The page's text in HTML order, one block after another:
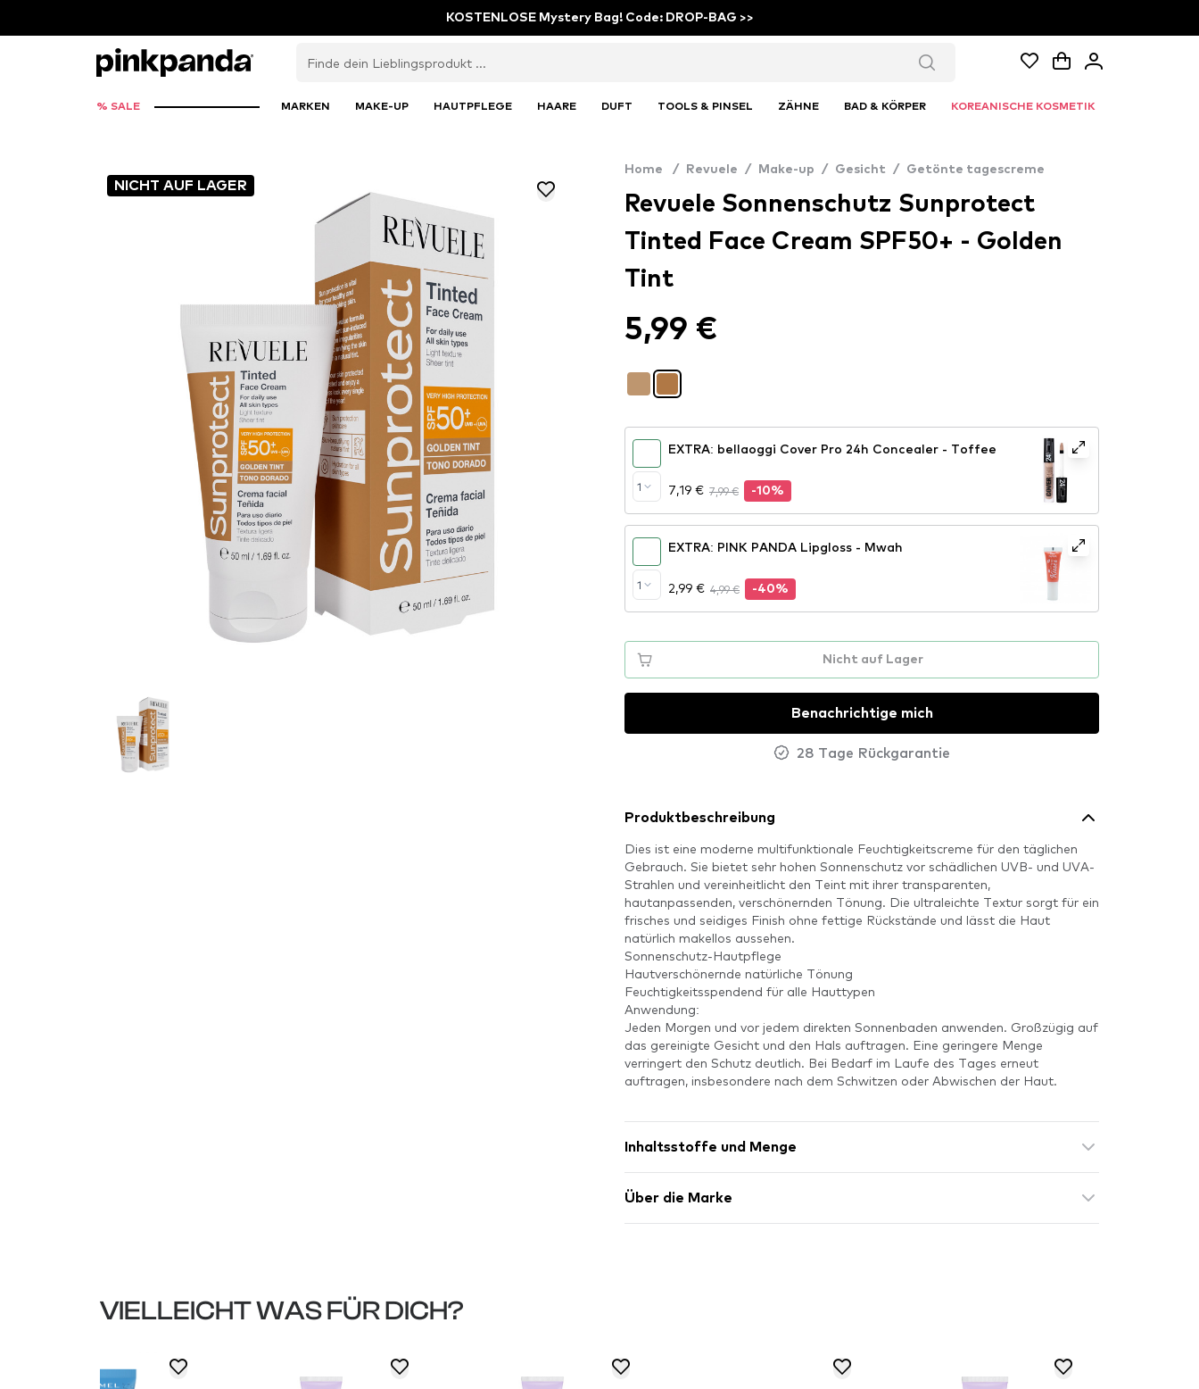
KOSTENLOSE Mystery Bag! Code: DROP-BAG >>
% SALE MARKEN MAKE-UP HAUTPFLEGE HAARE DUFT TOOLS & PINSEL ZÄHNE BAD & KÖRPER KOREANISCHE KOSMETIK
NICHT AUF LAGER
Home / Revuele / Make-up / Gesicht / Getönte tagescreme
Revuele Sonnenschutz Sunprotect
Tinted Face Cream SPF50+ - Golden
Tint
5,99 €
1
EXTRA: bellaoggi Cover Pro 24h Concealer - Toffee
7,19 € 7,99 € -10%
1
EXTRA: PINK PANDA Lipgloss - Mwah
2,99 € 4,99 € -40%
Nicht auf Lager
Benachrichtige mich
28 Tage Rückgarantie
Produktbeschreibung
Dies ist eine moderne multifunktionale Feuchtigkeitscreme für den täglichen
Gebrauch. Sie bietet sehr hohen Sonnenschutz vor schädlichen UVB- und UVA-
Strahlen und vereinheitlicht den Teint mit ihrer transparenten,
hautanpassenden, verschönernden Tönung. Die ultraleichte Textur sorgt für ein
frisches und seidiges Finish ohne fettige Rückstände und lässt die Haut
natürlich makellos aussehen.
Sonnenschutz-Hautpflege
Hautverschönernde natürliche Tönung
Feuchtigkeitsspendend für alle Hauttypen
Anwendung:
Jeden Morgen und vor jedem direkten Sonnenbaden anwenden. Großzügig auf
das gereinigte Gesicht und den Hals auftragen. Eine geringere Menge
verringert den Schutz deutlich. Bei Bedarf im Laufe des Tages erneut
auftragen, insbesondere nach dem Schwitzen oder Abwischen der Haut.
Inhaltsstoffe und Menge
Über die Marke
VIELLEICHT WAS FÜR DICH?